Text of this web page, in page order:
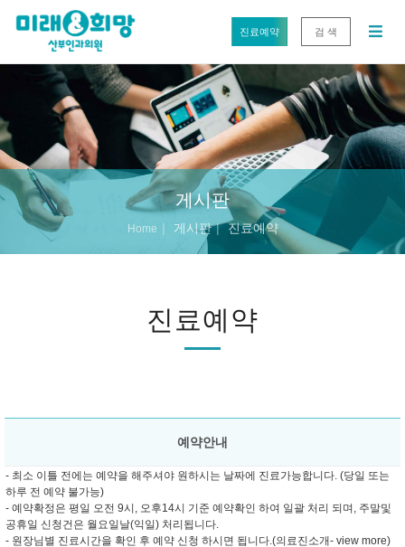
진료예약 검 색
게시판
Home 게시판 진료예약
진료예약
예약안내
- 최소 이틀 전에는 예약을 해주셔야 원하시는 날짜에 진료가능합니다. (당일 또는
하루 전 예약 불가능)
- 예약확정은 평일 오전 9시, 오후14시 기준 예약확인 하여 일괄 처리 되며, 주말및
공휴일 신청건은 월요일날(익일) 처리됩니다.
- 원장님별 진료시간을 확인 후 예약 신청 하시면 됩니다.(의료진소개- view more)